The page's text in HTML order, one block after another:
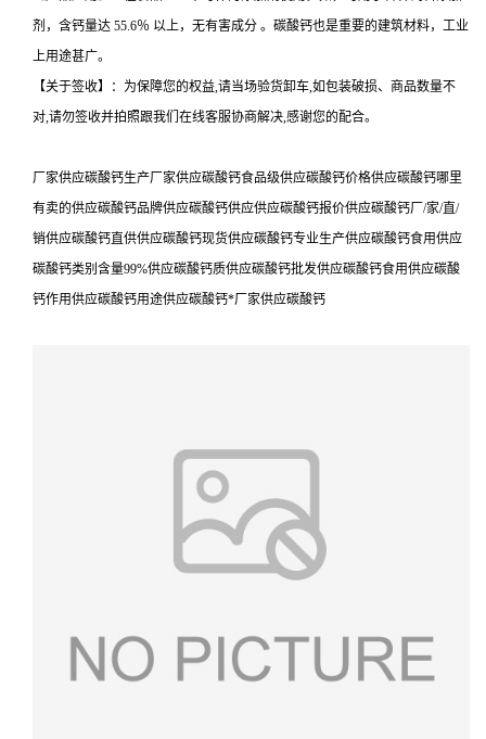
剂，含钙量达 55.6％ 以上，无有害成分 。碳酸钙也是重要的建筑材料，工业
上用途甚广。
【关于签收】：为保障您的权益,请当场验货卸车,如包装破损、商品数量不
对,请勿签收并拍照跟我们在线客服协商解决,感谢您的配合。
厂家供应碳酸钙生产厂家供应碳酸钙食品级供应碳酸钙价格供应碳酸钙哪里
有卖的供应碳酸钙品牌供应碳酸钙供应供应碳酸钙报价供应碳酸钙厂/家/直/
销供应碳酸钙直供供应碳酸钙现货供应碳酸钙专业生产供应碳酸钙食用供应
碳酸钙类别含量99%供应碳酸钙质供应碳酸钙批发供应碳酸钙食用供应碳酸
钙作用供应碳酸钙用途供应碳酸钙*厂家供应碳酸钙